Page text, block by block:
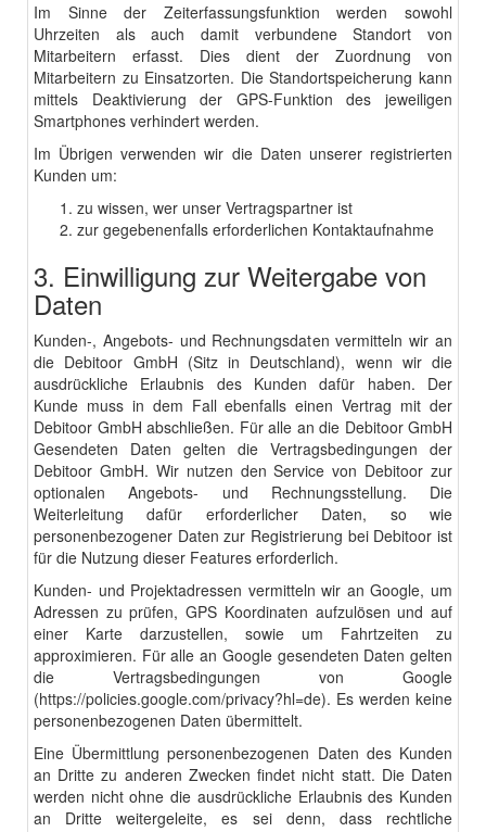
Im Sinne der Zeiterfassungsfunktion werden sowohl
Uhrzeiten als auch damit verbundene Standort von
Mitarbeitern erfasst. Dies dient der Zuordnung von
Mitarbeitern zu Einsatzorten. Die Standortspeicherung kann
mittels Deaktivierung der GPS-Funktion des jeweiligen
Smartphones verhindert werden.
Im Übrigen verwenden wir die Daten unserer registrierten
Kunden um:
zu wissen, wer unser Vertragspartner ist
zur gegebenenfalls erforderlichen Kontaktaufnahme
3. Einwilligung zur Weitergabe von
Daten
Kunden-, Angebots- und Rechnungsdaten vermitteln wir an
die Debitoor GmbH (Sitz in Deutschland), wenn wir die
ausdrückliche Erlaubnis des Kunden dafür haben. Der
Kunde muss in dem Fall ebenfalls einen Vertrag mit der
Debitoor GmbH abschließen. Für alle an die Debitoor GmbH
Gesendeten Daten gelten die Vertragsbedingungen der
Debitoor GmbH. Wir nutzen den Service von Debitoor zur
optionalen Angebots- und Rechnungsstellung. Die
Weiterleitung dafür erforderlicher Daten, so wie
personenbezogener Daten zur Registrierung bei Debitoor ist
für die Nutzung dieser Features erforderlich.
Kunden- und Projektadressen vermitteln wir an Google, um
Adressen zu prüfen, GPS Koordinaten aufzulösen und auf
einer Karte darzustellen, sowie um Fahrtzeiten zu
approximieren. Für alle an Google gesendeten Daten gelten
die Vertragsbedingungen von Google
(https://policies.google.com/privacy?hl=de). Es werden keine
personenbezogenen Daten übermittelt.
Eine Übermittlung personenbezogenen Daten des Kunden
an Dritte zu anderen Zwecken findet nicht statt. Die Daten
werden nicht ohne die ausdrückliche Erlaubnis des Kunden
an Dritte weitergeleite, es sei denn, dass rechtliche